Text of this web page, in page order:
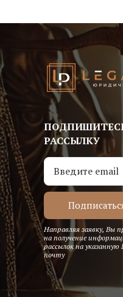
РАССЫЛКУ
Направляя заявку, Вы
на получение
рассылок на
почту